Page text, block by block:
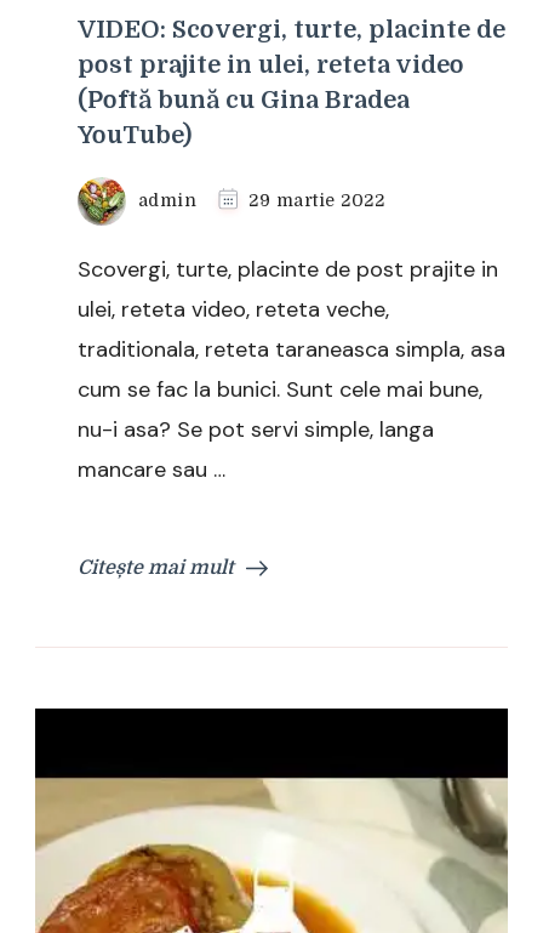
VIDEO: Scovergi, turte, placinte de
post prajite in ulei, reteta video
(Poftă bună cu Gina Bradea
YouTube)
admin 29 martie 2022
Scovergi, turte, placinte de post prajite in
ulei, reteta video, reteta veche,
traditionala, reteta taraneasca simpla, asa
cum se fac la bunici. Sunt cele mai bune,
nu-i asa? Se pot servi simple, langa
mancare sau …
Citește mai mult